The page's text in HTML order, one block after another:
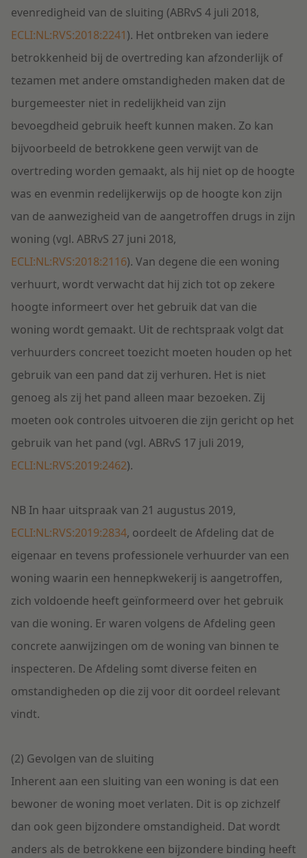
evenredigheid van de sluiting (ABRvS 4 juli 2018,
ECLI:NL:RVS:2018:2241). Het ontbreken van iedere
betrokkenheid bij de overtreding kan afzonderlijk of
tezamen met andere omstandigheden maken dat de
burgemeester niet in redelijkheid van zijn
bevoegdheid gebruik heeft kunnen maken. Zo kan
bijvoorbeeld de betrokkene geen verwijt van de
overtreding worden gemaakt, als hij niet op de hoogte
was en evenmin redelijkerwijs op de hoogte kon zijn
van de aanwezigheid van de aangetroffen drugs in zijn
woning (vgl. ABRvS 27 juni 2018,
ECLI:NL:RVS:2018:2116). Van degene die een woning
verhuurt, wordt verwacht dat hij zich tot op zekere
hoogte informeert over het gebruik dat van die
woning wordt gemaakt. Uit de rechtspraak volgt dat
verhuurders concreet toezicht moeten houden op het
gebruik van een pand dat zij verhuren. Het is niet
genoeg als zij het pand alleen maar bezoeken. Zij
moeten ook controles uitvoeren die zijn gericht op het
gebruik van het pand (vgl. ABRvS 17 juli 2019,
ECLI:NL:RVS:2019:2462).
NB In haar uitspraak van 21 augustus 2019,
ECLI:NL:RVS:2019:2834, oordeelt de Afdeling dat de
eigenaar en tevens professionele verhuurder van een
woning waarin een hennepkwekerij is aangetroffen,
zich voldoende heeft geïnformeerd over het gebruik
van die woning. Er waren volgens de Afdeling geen
concrete aanwijzingen om de woning van binnen te
inspecteren. De Afdeling somt diverse feiten en
omstandigheden op die zij voor dit oordeel relevant
vindt.
(2) Gevolgen van de sluiting
Inherent aan een sluiting van een woning is dat een
bewoner de woning moet verlaten. Dit is op zichzelf
dan ook geen bijzondere omstandigheid. Dat wordt
anders als de betrokkene een bijzondere binding heeft